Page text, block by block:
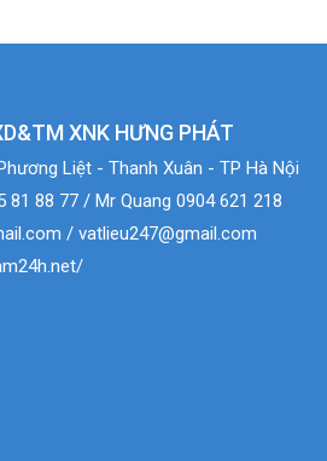
XNK HƯNG PHÁT
Liệt - Thanh Xuân - TP Hà Nội
81 88 77 / Mr Quang 0904 621 218
/ vatlieu247@gmail.com